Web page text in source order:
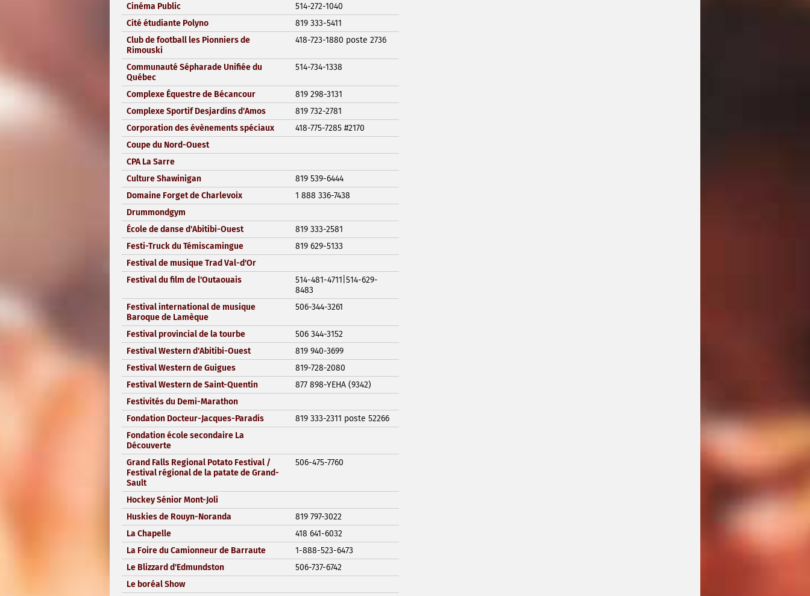
Cinéma Public
514-272-1040
Cité étudiante Polyno
819 333-5411
Club de football les Pionniers de
Rimouski
418-723-1880 poste 2736
Communauté Sépharade Unifiée du
Québec
514-734-1338
Complexe Équestre de Bécancour
819 298-3131
Complexe Sportif Desjardins d'Amos
819 732-2781
Corporation des évènements spéciaux
418-775-7285 #2170
Coupe du Nord-Ouest
CPA La Sarre
Culture Shawinigan
819 539-6444
Domaine Forget de Charlevoix
1 888 336-7438
Drummondgym
École de danse d'Abitibi-Ouest
819 333-2581
Festi-Truck du Témiscamingue
819 629-5133
Festival de musique Trad Val-d'Or
Festival du film de l'Outaouais
514-481-4711|514-629-
8483
Festival international de musique
Baroque de Lamèque
506-344-3261
Festival provincial de la tourbe
506 344-3152
Festival Western d'Abitibi-Ouest
819 940-3699
Festival Western de Guigues
819-728-2080
Festival Western de Saint-Quentin
877 898-YEHA (9342)
Festivités du Demi-Marathon
Fondation Docteur-Jacques-Paradis
819 333-2311 poste 52266
Fondation école secondaire La
Découverte
Grand Falls Regional Potato Festival /
Festival régional de la patate de Grand-
Sault
506-475-7760
Hockey Sénior Mont-Joli
Huskies de Rouyn-Noranda
819 797-3022
La Chapelle
418 641-6032
La Foire du Camionneur de Barraute
1-888-523-6473
Le Blizzard d'Edmundston
506-737-6742
Le boréal Show